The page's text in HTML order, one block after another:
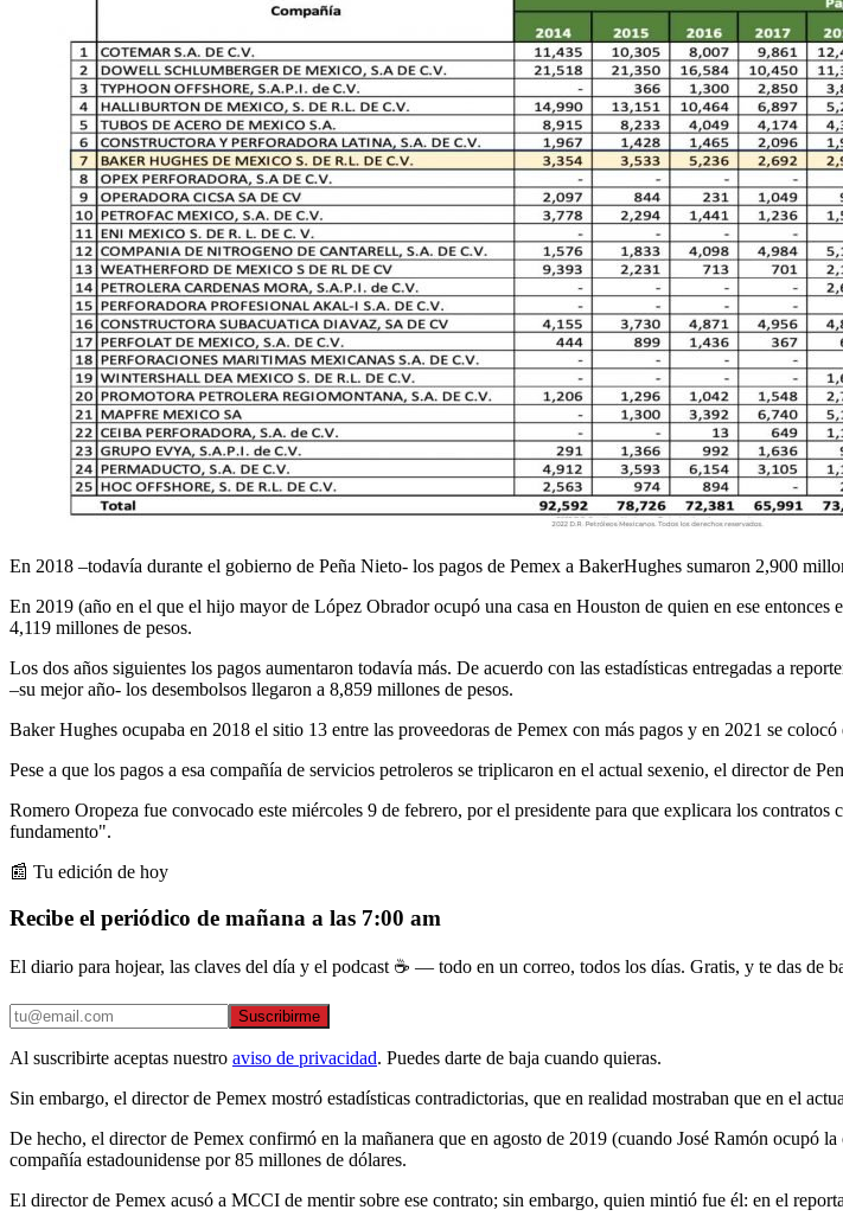
En 2018 –todavía durante el gobierno de Peña Nieto- los pagos de Pemex a BakerHughes sumaron 2,900
En 2019 (año en el que el hijo mayor de López Obrador ocupó una casa en Houston de quien en ese
4,119 millones de pesos.
Los dos años siguientes los pagos aumentaron todavía más. De acuerdo con las estadísticas entregadas a
–su mejor año- los desembolsos llegaron a 8,859 millones de pesos.
Baker Hughes ocupaba en 2018 el sitio 13 entre las proveedoras de Pemex con más pagos y en 2021 se colocó
Pese a que los pagos a esa compañía de servicios petroleros se triplicaron en el actual sexenio, el director de
Romero Oropeza fue convocado este miércoles 9 de febrero, por el presidente para que explicara los
fundamento".
📰 Tu edición de hoy
Recibe el periódico de mañana a las 7:00 am
El diario para hojear, las claves del día y el podcast ☕ — todo en un correo, todos los días. Gratis, y te das de
Suscribirme
Al suscribirte aceptas nuestro aviso de privacidad. Puedes darte de baja cuando quieras.
Sin embargo, el director de Pemex mostró estadísticas contradictorias, que en realidad mostraban que en el
De hecho, el director de Pemex confirmó en la mañanera que en agosto de 2019 (cuando José Ramón
compañía estadounidense por 85 millones de dólares.
El director de Pemex acusó a MCCI de mentir sobre ese contrato; sin embargo, quien mintió fue él: en el